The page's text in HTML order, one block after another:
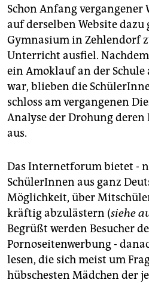
Schon Anfang vergangener
auf derselben Website
Gymnasium in Zehlendorf
Unterricht ausfiel.
ein Amoklauf an der
war, blieben die
schloss am vergangenen
Analyse der Drohung
aus.
Das Internetforum bietet -
SchülerInnen aus ganz
Möglichkeit, über
kräftig abzulästern (siehe
Begrüßt werden Besucher
Pornoseitenwerbung -
lesen, die sich meist um
hübschesten Mädchen der